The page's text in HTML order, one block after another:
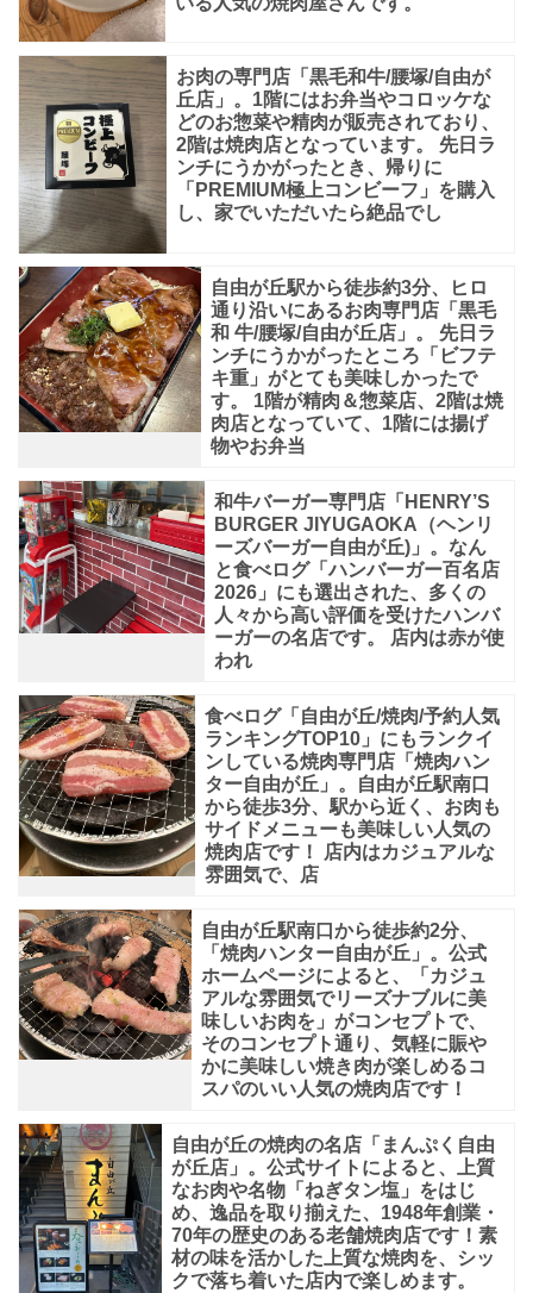
お肉の専門店「黒毛和牛/腰塚/自由が
丘店」。1階にはお弁当やコロッケな
どのお惣菜や精肉が販売されており、
2階は焼肉店となっています。 先日ラ
ンチにうかがったとき、帰りに
「PREMIUM極上コンビーフ」を購入
し、家でいただいたら絶品でし
自由が丘駅から徒歩約3分、ヒロ
通り沿いにあるお肉専門店「黒毛
和 牛/腰塚/自由が丘店」。 先日ラ
ンチにうかがったところ「ビフテ
キ重」がとても美味しかったで
す。 1階が精肉＆惣菜店、2階は焼
肉店となっていて、1階には揚げ
物やお弁当
和牛バーガー専門店「HENRY’S
BURGER JIYUGAOKA（ヘンリ
ーズバーガー自由が丘)」。なん
と食べログ「ハンバーガー百名店
2026」にも選出された、多くの
人々から高い評価を受けたハンバ
ーガーの名店です。 店内は赤が使
われ
食べログ「自由が丘/焼肉/予約人気
ランキングTOP10」にもランクイ
ンしている焼肉専門店「焼肉ハン
ター自由が丘」。自由が丘駅南口
から徒歩3分、駅から近く、お肉も
サイドメニューも美味しい人気の
焼肉店です！ 店内はカジュアルな
雰囲気で、店
自由が丘駅南口から徒歩約2分、
「焼肉ハンター自由が丘」。公式
ホームページによると、「カジュ
アルな雰囲気でリーズナブルに美
味しいお肉を」がコンセプトで、
そのコンセプト通り、気軽に賑や
かに美味しい焼き肉が楽しめるコ
スパのいい人気の焼肉店です！
自由が丘の焼肉の名店「まんぷく自由
が丘店」。公式サイトによると、上質
なお肉や名物「ねぎタン塩」をはじ
め、逸品を取り揃えた、1948年創業・
70年の歴史のある老舗焼肉店です！素
材の味を活かした上質な焼肉を、シッ
クで落ち着いた店内で楽しめます。